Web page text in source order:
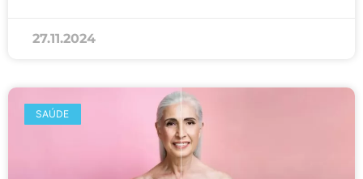
27.11.2024
SAÚDE